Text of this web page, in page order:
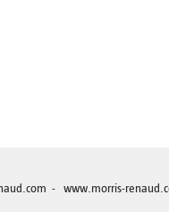
- www.morris-